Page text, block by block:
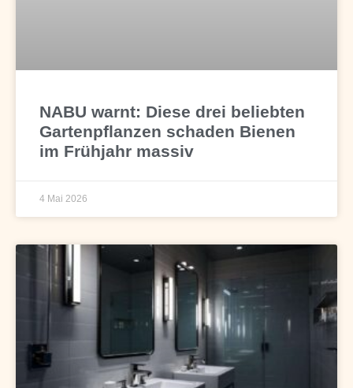
NABU warnt: Diese drei beliebten
Gartenpflanzen schaden Bienen
im Frühjahr massiv
4 Mai 2026